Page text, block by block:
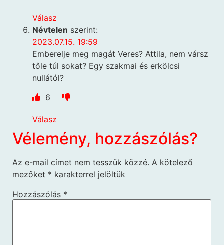
Válasz
Névtelen szerint:
2023.07.15. 19:59
Emberelje meg magát Veres? Attila, nem vársz
tőle túl sokat? Egy szakmai és erkölcsi
nullától?
6
Válasz
Vélemény, hozzászólás?
Az e-mail címet nem tesszük közzé. A kötelező
mezőket * karakterrel jelöltük
Hozzászólás *